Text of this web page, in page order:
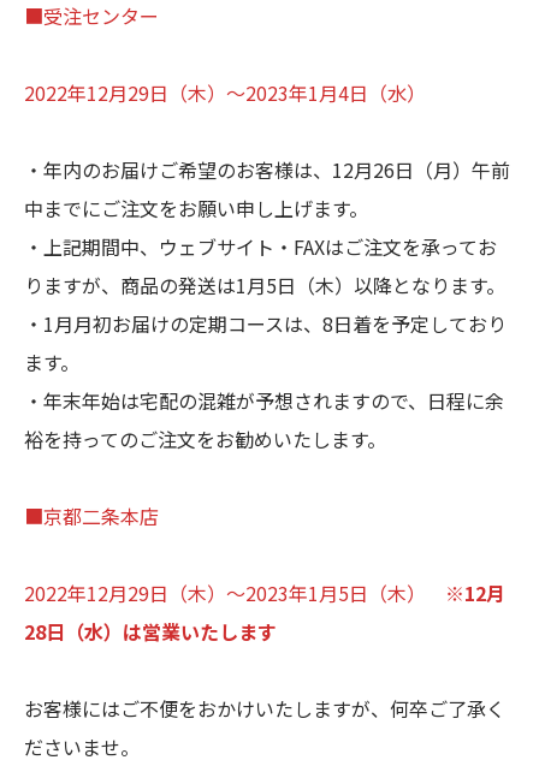
■受注センター
2022年12月29日（木）～2023年1月4日（水）
・年内のお届けご希望のお客様は、12月26日（月）午前
中までにご注文をお願い申し上げます。
・上記期間中、ウェブサイト・FAXはご注文を承ってお
りますが、商品の発送は1月5日（木）以降となります。
・1月月初お届けの定期コースは、8日着を予定しており
ます。
・年末年始は宅配の混雑が予想されますので、日程に余
裕を持ってのご注文をお勧めいたします。
■京都二条本店
2022年12月29日（木）～2023年1月5日（木） ※12月
28日（水）は営業いたします
お客様にはご不便をおかけいたしますが、何卒ご了承く
ださいませ。